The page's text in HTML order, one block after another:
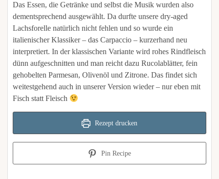
Das Essen, die Getränke und selbst die Musik wurden also
dementsprechend ausgewählt. Da durfte unsere dry-aged
Lachsforelle natürlich nicht fehlen und so wurde ein
italienischer Klassiker – das Carpaccio – kurzerhand neu
interpretiert. In der klassischen Variante wird rohes Rindfleisch
dünn aufgeschnitten und man reicht dazu Rucolablätter, fein
gehobelten Parmesan, Olivenöl und Zitrone. Das findet sich
weitestgehend auch in unserer Version wieder – nur eben mit
Fisch statt Fleisch
Rezept drucken
Pin Recipe